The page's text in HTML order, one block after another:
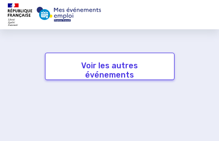
Voir les autres
événements